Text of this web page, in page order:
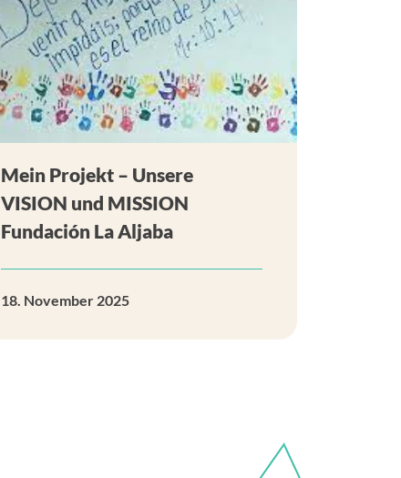
Mein Projekt – Unsere
VISION und MISSION
Fundación La Aljaba
18. November 2025